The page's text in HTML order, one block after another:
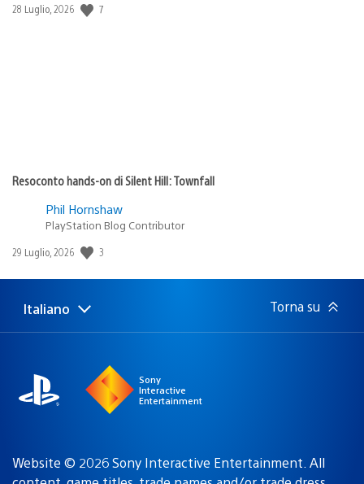
Data
28 Luglio, 2026 7
Resoconto hands-on di Silent Hill: Townfall
Phil Hornshaw
PlayStation Blog Contributor
Data
pubblicazione:
29 Luglio, 2026 3
Seleziona
Regione
Italiano Torna su
Sony
Interactive
Entertainment
Website © 2026 Sony Interactive Entertainment. All